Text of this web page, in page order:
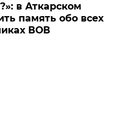
в Аткарском
память обо всех
ВОВ